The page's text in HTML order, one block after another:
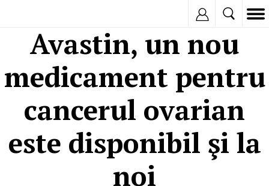
Avastin, un nou
medicament pentru
cancerul ovarian
este disponibil şi la
noi